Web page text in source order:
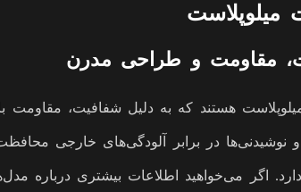
میلوپلاست
هستند که به دلیل شفافیت، مقاومت
و نوشیدنی‌ها در برابر آلودگی‌های خارجی
دارد. اگر می‌خواهید اطلاعات بیشتری